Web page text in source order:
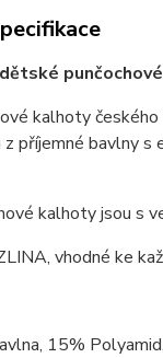
kalhoty
z příjemné bavlny
kalhoty jsou s
vhodné ke
15%